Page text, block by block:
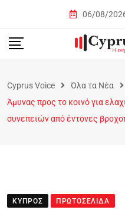
06/08/
Cyprus Voice Όλα τα Νέα
Άμυνας προς το κοινό για
συνεπειών από έντονες
ΚΎΠΡΟΣ ΠΡΩΤΟΣΈΛΙΔΑ